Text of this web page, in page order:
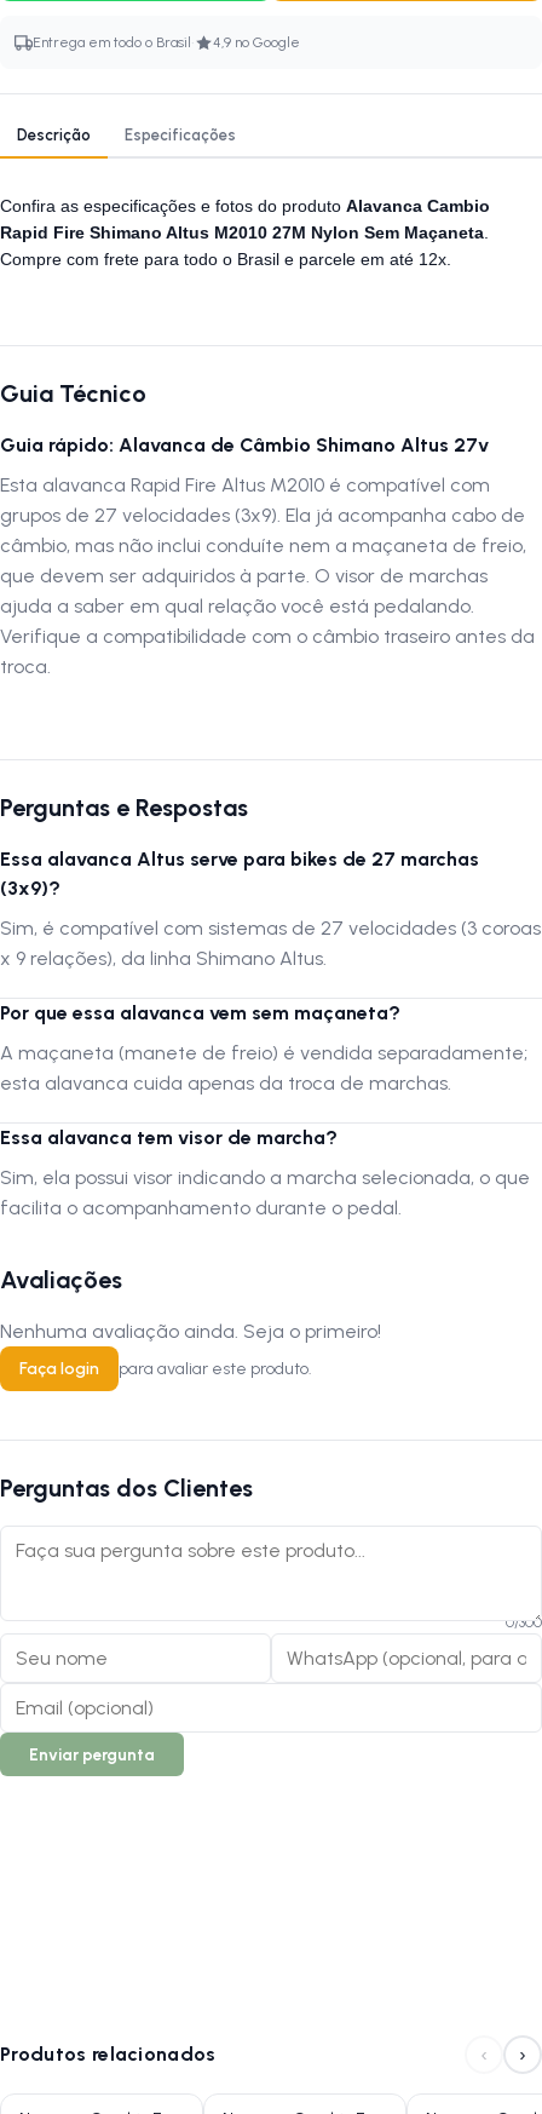
Entrega em todo o Brasil · 4,9 no Google
Descrição Especificações
Confira as especificações e fotos do produto Alavanca Cambio
Rapid Fire Shimano Altus M2010 27M Nylon Sem Maçaneta
Compre com frete para todo o Brasil e parcele em até 12x.
Guia Técnico
Guia rápido: Alavanca de Câmbio Shimano Altus 27v
Esta alavanca Rapid Fire Altus M2010 é compatível com
grupos de 27 velocidades (3x9). Ela já acompanha cabo de
câmbio, mas não inclui conduíte nem a maçaneta de freio,
que devem ser adquiridos à parte. O visor de marchas
ajuda a saber em qual relação você está pedalando.
Verifique a compatibilidade com o câmbio traseiro antes da
troca.
Perguntas e Respostas
Essa alavanca Altus serve para bikes de 27 marchas
(3x9)?
Sim, é compatível com sistemas de 27 velocidades (3 coroas
x 9 relações), da linha Shimano Altus.
Por que essa alavanca vem sem maçaneta?
A maçaneta (manete de freio) é vendida separadamente;
esta alavanca cuida apenas da troca de marchas.
Essa alavanca tem visor de marcha?
Sim, ela possui visor indicando a marcha selecionada, o que
facilita o acompanhamento durante o pedal.
Avaliações
Nenhuma avaliação ainda. Seja o primeiro!
Faça login para avaliar este produto.
Perguntas dos Clientes
0/300
Enviar pergunta
Produtos relacionados ‹ ›